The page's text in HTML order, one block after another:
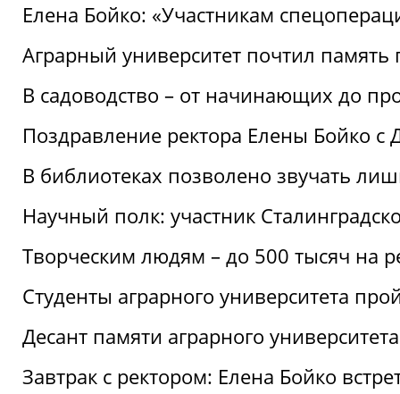
Елена Бойко: «Участникам
Аграрный университет почтил
В садоводство – от начинающих до
Поздравление ректора Елены Бойко
В библиотеках позволено звучать
Научный полк: участник
Творческим людям – до 500 тысяч на
Студенты аграрного университета
Десант памяти аграрного
Завтрак с ректором: Елена Бойко